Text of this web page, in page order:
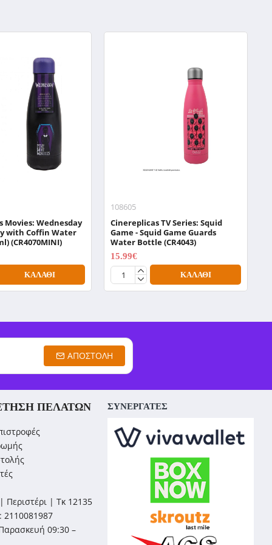
Movies: Wednesday
with Coffin Water
(CR4070MINI)
ΚΑΛΆΘΙ
108605
Cinereplicas TV Series: Squid
Game - Squid Game Guards
Water Bottle (CR4043)
15.99€
ΚΑΛΆΘΙ
ΑΠΟΣΤΟΛΉ
ΠΕΛΑΤΏΝ
Περιστέρι | Τκ 12135
2110081987
09:30 –
ΣΥΝΕΡΓΑΤΕΣ